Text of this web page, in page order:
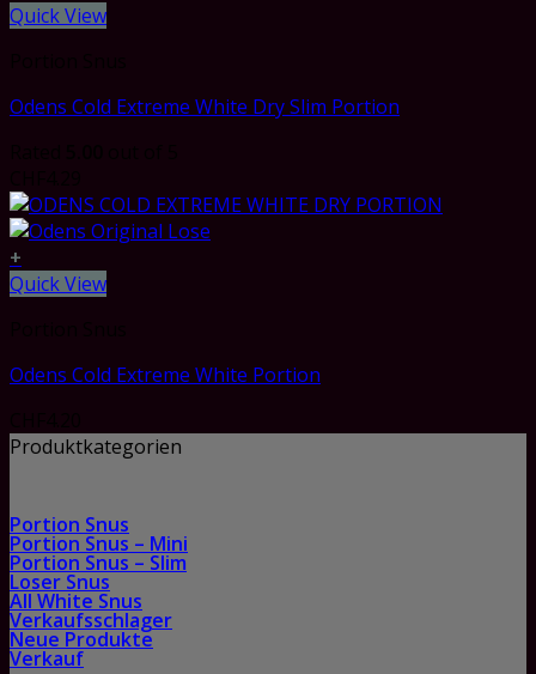
Quick View
Odens Cold Extreme White Dry Slim Portion
+
Quick View
Odens Cold Extreme White Portion
Produktkategorien
Portion Snus
Portion Snus – Mini
Portion Snus – Slim
Loser Snus
All White Snus
Verkaufsschlager
Neue Produkte
Verkauf